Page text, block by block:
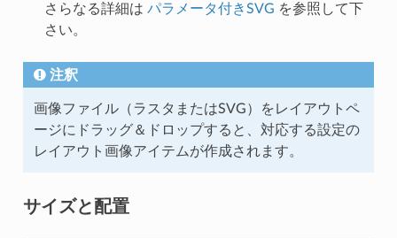
さらなる詳細は パラメータ付きSVG を参照して下
さい。
注釈
画像ファイル（ラスタまたはSVG）をレイアウトペ
ージにドラッグ＆ドロップすると、対応する設定の
レイアウト画像アイテムが作成されます。
サイズと配置